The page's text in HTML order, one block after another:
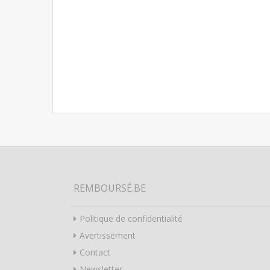
REMBOURSÉ.BE
Politique de confidentialité
Avertissement
Contact